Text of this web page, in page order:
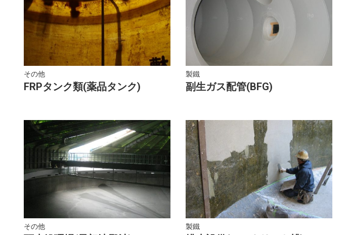
その他
FRPタンク類(薬品タンク)
製鐵
副生ガス配管(BFG)
その他 製鐵